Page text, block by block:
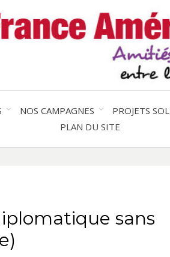
Solidarité
NOS CAMPAGNES PROJETS
PLAN DU SITE
sans